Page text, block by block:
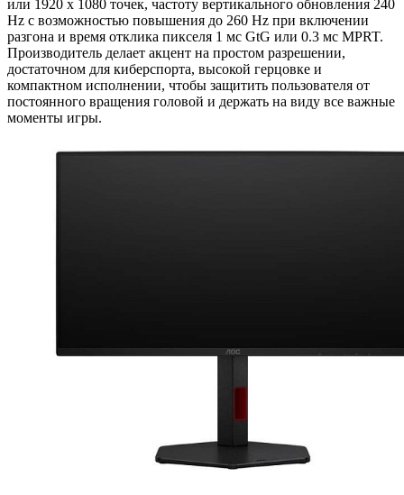
или 1920 х 1080 точек, частоту вертикального обновления 240
Hz с возможностью повышения до 260 Hz при включении
разгона и время отклика пикселя 1 мс GtG или 0.3 мс MPRT.
Производитель делает акцент на простом разрешении,
достаточном для киберспорта, высокой герцовке и
компактном исполнении, чтобы защитить пользователя от
постоянного вращения головой и держать на виду все важные
моменты игры.